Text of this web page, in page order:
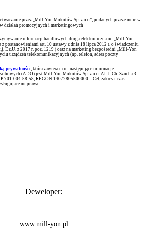
przez „Mill-Yon Mokotów Sp. z o.o”, podanych przeze mnie w
działań promocyjnych i marketingowych
informacji handlowych drogą elektroniczną od „Mill-Yon
z postanowieniami art. 10 ustawy z dnia 18 lipca 2012 r. o świadczeniu
Dz.U. z 2017 r. poz. 1219 ) oraz na marketing bezpośredni „Mill-Yon
urządzeń telekomunikacyjnych (np. telefon, adres poczty
prywatności , która zawiera m.in. następujące informacje: -
(ADO) jest Mill-Yon Mokotów Sp. z o.o. Al. J. Ch. Szucha 3
701-004-58-58, REGON 14072805500000. - Cel, zakres i czas
mi prawa
Deweloper:
www.mill-yon.pl